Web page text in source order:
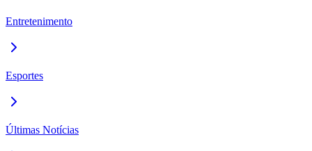
Entretenimento
Esportes
Últimas Notícias